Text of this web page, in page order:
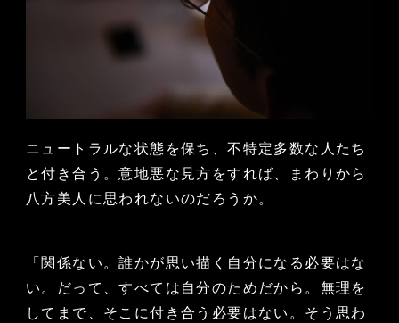
ニュートラルな状態を保ち、不特定多数な人たち
と付き合う。意地悪な見方をすれば、まわりから
八方美人に思われないのだろうか。
「関係ない。誰かが思い描く自分になる必要はな
い。だって、すべては自分のためだから。無理を
してまで、そこに付き合う必要はない。そう思わ